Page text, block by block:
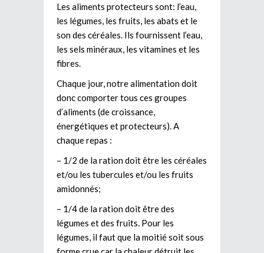
Les aliments protecteurs sont: l’eau,
les légumes, les fruits, les abats et le
son des céréales. Ils fournissent l’eau,
les sels minéraux, les vitamines et les
fibres.
Chaque jour, notre alimentation doit
donc comporter tous ces groupes
d’aliments (de croissance,
énergétiques et protecteurs). A
chaque repas :
– 1/2 de la ration doit être les céréales
et/ou les tubercules et/ou les fruits
amidonnés;
– 1/4 de la ration doit être des
légumes et des fruits. Pour les
légumes, il faut que la moitié soit sous